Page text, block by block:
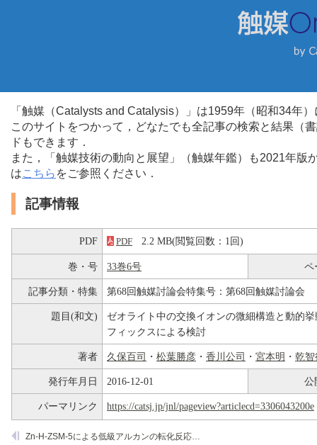
「触媒（Catalysts and Catalysis）」は1959年（昭和34年
このサイトをつかって，どなたでも全記事の検索と結果（
ドもできます．
また，「触媒技術の動向と展望」（触媒年鑑）も2021年
はこちら をご参照ください．
記事情報
PDF PDF 2.2 MB(閲覧回数：1回)
巻・号 33巻6号 ペ
記事分類・特集 第68回触媒討論会特集号：第68回触媒討論会
題目(和文)
ゼオライト中の交換イオンの微細構造と動的
フィックスによる検討
著者 久保百司 ・ 松葉勝彦 ・ 香川公司 ・ 宮本明 ・ 乾智
発行年月日 2016-12-01 公
パーマリンク https://catsj.jp/jnl/pageview?articlecd=3306043200e
Zn-H-ZSM-5による低級アルカンの転化反応におけるアルカンの初期活性化過程